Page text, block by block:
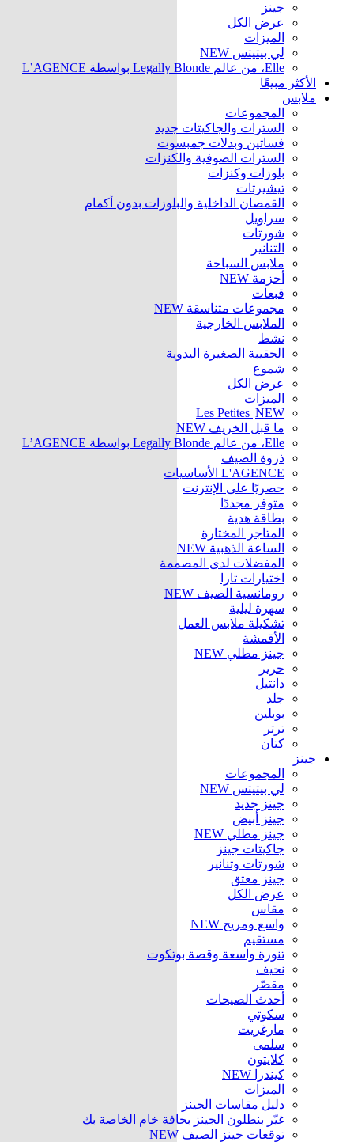
جينز
عرض الكل
الميزات
لي بيتيتس NEW
Elle، من عالم Legally Blonde بواسطة L’AGENCE
الأكثر مبيعًا
ملابس
المجموعات
السترات والجاكيتات جديد
فساتين وبدلات جمبسوت
السترات الصوفية والكنزات
بلوزات وكنزات
تيشيرتات
القمصان الداخلية والبلوزات بدون أكمام
سراويل
شورتات
التنانير
ملابس السباحة
أحزمة NEW
قبعات
مجموعات متناسقة NEW
الملابس الخارجية
نشط
الحقيبة الصغيرة اليدوية
شموع
عرض الكل
الميزات
Les Petites NEW
ما قبل الخريف NEW
Elle، من عالم Legally Blonde بواسطة L’AGENCE
ذروة الصيف
L'AGENCE الأساسيات
حصريًا على الإنترنت
متوفر مجددًا
بطاقة هدية
المتاجر المختارة
الساعة الذهبية NEW
المفضلات لدى المصممة
اختيارات تارا
رومانسية الصيف NEW
سهرة ليلية
تشكيلة ملابس العمل
الأقمشة
جينز مطلي NEW
حرير
دانتيل
جلد
بوبلين
ترتر
كتان
جينز
المجموعات
لي بيتيتس NEW
جينز جديد
جينز أبيض
جينز مطلي NEW
جاكيتات جينز
شورتات وتنانير
جينز معتق
عرض الكل
مقاس
واسع ومريح NEW
مستقيم
تنورة واسعة وقصة بوتكوت
نحيف
مقصّر
أحدث الصيحات
سكوتي
مارغريت
سلمى
كلايتون
كيندرا NEW
الميزات
دليل مقاسات الجينز
غيّر بنطلون الجينز بحافة خام الخاصة بك
توقعات جينز الصيف NEW